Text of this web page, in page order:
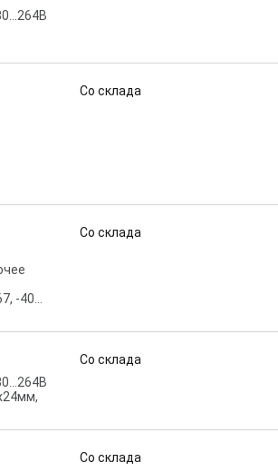
Со склада
-40…
Со склада
Со склада
Со склада